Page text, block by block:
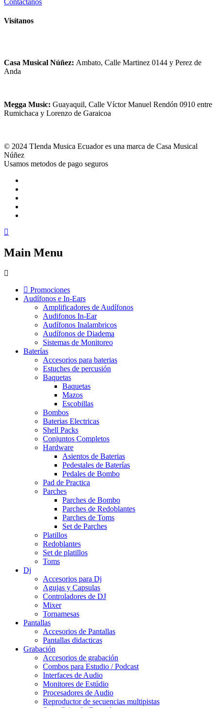
Visítanos
Casa Musical Núñez: Ambato, Calle Martinez 0144 y Perez de
Anda
Megga Music: Guayaquil, Calle Víctor Manuel Rendón 0910 entre
Rumichaca y Lorenzo de Garaicoa
© 2024 TIenda Musica Ecuador es una marca de Casa Musical
Núñez
Usamos metodos de pago seguros
Main Menu
Promociones
Audífonos e In-Ears
Amplificadores de Audífonos
Audifonos In-Ear
Audífonos Inalambricos
Audífonos de Diadema
Sistemas de Monitoreo
Baterías
Accesorios para baterias
Estuches de percusión
Baquetas
Baquetas
Mazos
Escobillas
Bombos
Baterias Electricas
Shell Packs
Conjuntos Completos
Hardware
Asientos de Baterias
Pedestales de Baterías
Pedales de Bombo
Pad de Practica
Parches
Parches de Bombo
Parches de Redoblantes
Parches de Toms
Set de Parches
Platillos
Redoblantes
Set de platillos
Toms
Dj
Accesorios para Dj
Agujas y Capsulas
Controladores de DJ
Mixer
Tornamesas
Pantallas
Accesorios de Pantallas
Pantallas didacticas
Grabación
Accesorios de grabación
Combos para Estudio / Podcast
Interfaces de Audio
Monitores de Estúdio
Procesadores de Audio
Reproductor de secuencias multipistas